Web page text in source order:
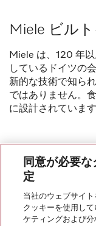
Miele ビル
Miele は、120 年
しているドイツの
新的な技術で知ら
ではありません。
に設計されています
会社案内
同意が必要
定
当社のウェブサイ
クッキーを使用し
ケティングおよび